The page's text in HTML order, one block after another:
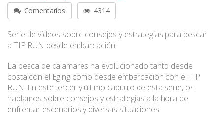
Comentarios 4314
Serie de vídeos sobre consejos y estrategias para pescar
a TIP RUN desde embarcación.
La pesca de calamares ha evolucionado tanto desde
costa con el Eging como desde embarcación con el TIP
RUN. En este tercer y último capitulo de esta serie, os
hablamos sobre consejos y estrategias a la hora de
enfrentar escenarios y diversas situaciones.